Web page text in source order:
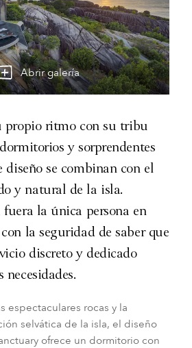
Abrir galería
propio ritmo con su tribu
y sorprendentes
diseño se combinan con el
y natural de la isla.
fuera la única persona en
la seguridad de saber que
discreto y dedicado
espectaculares rocas y la
selvática de la isla, el diseño
ofrece un dormitorio con